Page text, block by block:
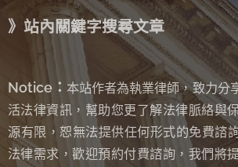
》站內關鍵字搜尋文章
Notice： 本站作者為執業律師，致力分
活法律資訊，幫助您更了解法律脈絡與
源有限，恕無法提供任何形式的免費諮
法律需求，歡迎預約付費諮詢，我們將